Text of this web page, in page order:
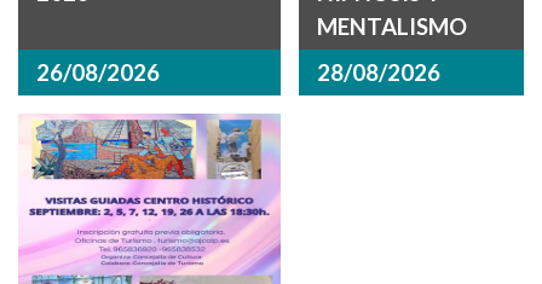
26/08/2026
MENTALISMO
28/08/2026